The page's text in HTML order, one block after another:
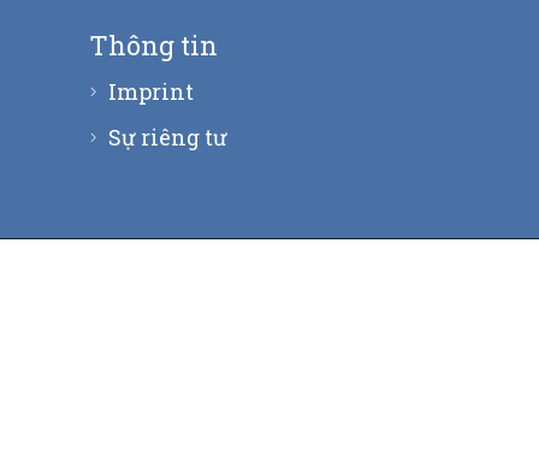
Thông tin
Imprint
Sự riêng tư